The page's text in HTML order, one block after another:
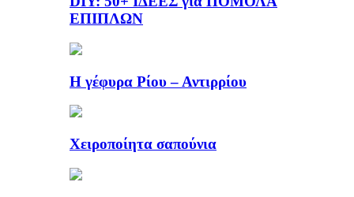
ΕΠΙΠΛΩΝ
Η γέφυρα Ρίου – Αντιρρίου
Χειροποίητα σαπούνια